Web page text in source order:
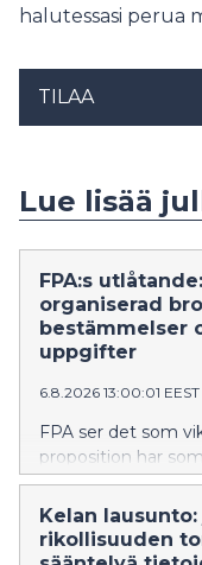
halutessasi perua
TILAA
Lue lisää
FPA:s
organiserad
bestämmelser
uppgifter
6.8.2026 13:00:01 EEST
FPA ser det som
proposition har
bekämpningen av
Propositionen ger
upptäcka,
Kelan
rikollisuuden